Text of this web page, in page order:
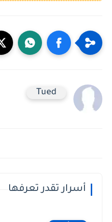
Tued
أسرار تقدر تعرفها